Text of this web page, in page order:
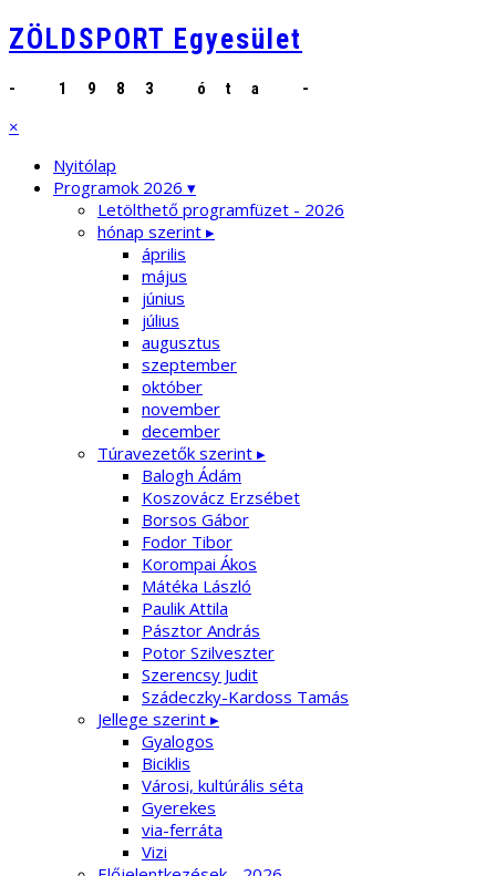
ZÖLDSPORT Egyesület
- 1983 óta -
×
Nyitólap
Programok 2026 ▾
Letölthető programfüzet - 2026
hónap szerint ▸
április
május
június
július
augusztus
szeptember
október
november
december
Túravezetők szerint ▸
Balogh Ádám
Koszovácz Erzsébet
Borsos Gábor
Fodor Tibor
Korompai Ákos
Mátéka László
Paulik Attila
Pásztor András
Potor Szilveszter
Szerencsy Judit
Szádeczky-Kardoss Tamás
Jellege szerint ▸
Gyalogos
Biciklis
Városi, kultúrális séta
Gyerekes
via-ferráta
Vizi